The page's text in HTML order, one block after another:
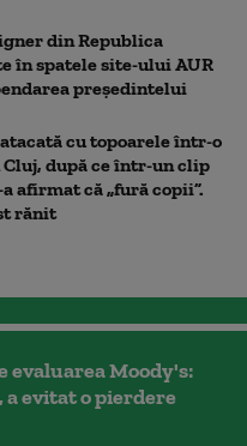
din Republica
în spatele site-ului AUR
președintelui
cu topoarele într-o
după ce într-un clip
afirmat că „fură copii”.
rănit
evaluarea Moody's:
a evitat o pierdere